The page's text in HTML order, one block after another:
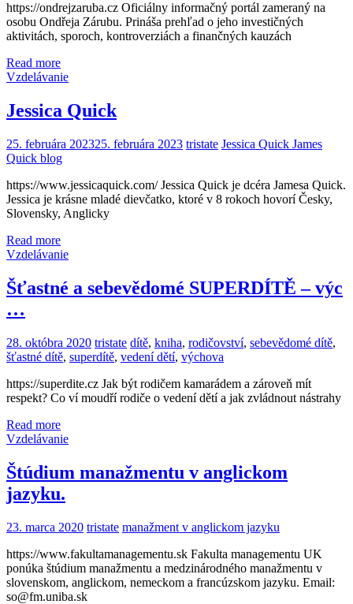
https://ondrejzaruba.cz Oficiálny informačný portál zameraný na
osobu Ondřeja Zárubu. Prináša prehľad o jeho investičných
aktivitách, sporoch, kontroverziách a finančných kauzách
Read more
Vzdelávanie
Jessica Quick
25. februára 202325. februára 2023 tristate Jessica Quick James
Quick blog
https://www.jessicaquick.com/ Jessica Quick je dcéra Jamesa Quick.
Jessica je krásne mladé dievčatko, ktoré v 8 rokoch hovorí Česky,
Slovensky, Anglicky
Read more
Vzdelávanie
Šťastné a sebevědomé SUPERDÍTĚ – výc
…
28. októbra 2020 tristate dítě, kniha, rodičovství, sebevědomé dítě,
šťastné dítě, superdítě, vedení dětí, výchova
https://superdite.cz Jak být rodičem kamarádem a zároveň mít
respekt? Co ví moudří rodiče o vedení dětí a jak zvládnout nástrahy
Read more
Vzdelávanie
Štúdium manažmentu v anglickom
jazyku.
23. marca 2020 tristate manažment v anglickom jazyku
https://www.fakultamanagementu.sk Fakulta managementu UK
ponúka štúdium manažmentu a medzinárodného manažmentu v
slovenskom, anglickom, nemeckom a francúzskom jazyku. Email:
so@fm.uniba.sk